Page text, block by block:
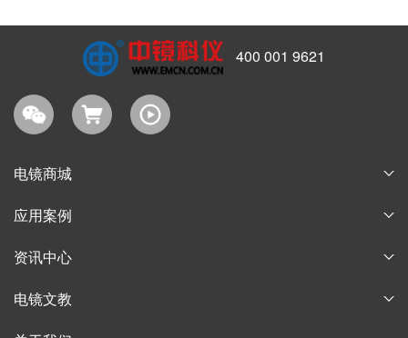
400 001 9621
电镜商城
耗材商城
应用案例
论文案例
资讯中心
企业新闻
电镜文教